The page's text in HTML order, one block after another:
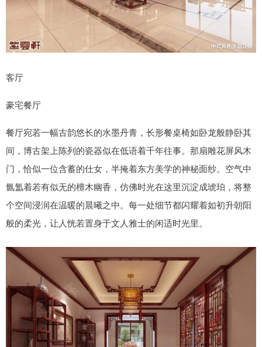
客厅
豪宅餐厅
餐厅宛若一幅古韵悠长的水墨丹青，长形餐桌椅如卧龙般静卧其
间，博古架上陈列的瓷器似在低语着千年往事。那扇雕花屏风木
门，恰似一位含蓄的仕女，半掩着东方美学的神秘面纱。空气中
氤氲着若有似无的檀木幽香，仿佛时光在这里沉淀成琥珀，将整
个空间浸润在温暖的晨曦之中。每一处细节都闪耀着如初升朝阳
般的柔光，让人恍若置身于文人雅士的闲适时光里。